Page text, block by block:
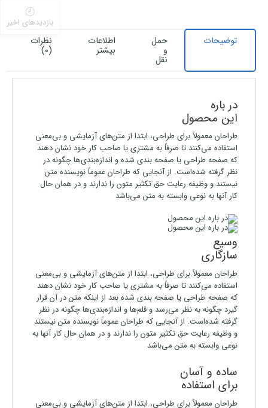
توضیحات حمل
و
نقل
اطلاعات
بیشتر
نظرات
(0)
در باره
این محصول
طراحان معمولاً برای طراحی، ابتدا از متن‌های آزمایشی و بی‌معنی
استفاده می‌کنند تا صرفاً به مشتری یا صاحب کار خود نشان دهند
که صفحه طراحی یا صفحه بندی شده و اندازه‌بندی‌ها چگونه در
نظر گرفته شده‌است. از آنجایی که طراحان عموماً نویسنده متن
نیستند و وظیفه رعایت حق تکثیر متون را ندارند و در همان حال
کار آنها به نوعی وابسته به متن می‌باشد
وسیع
سازگاری
طراحان معمولاً برای طراحی، ابتدا از متن‌های آزمایشی و بی‌معنی
استفاده می‌کنند تا صرفاً به مشتری یا صاحب کار خود نشان دهند
که صفحه طراحی یا صفحه بندی شده بعد از اینکه متن در آن قرار
گیرد چگونه به نظر می‌رسد و قلم‌ها و اندازه‌بندی‌ها چگونه در نظر
گرفته شده‌است. از آنجایی که طراحان عموماً نویسنده متن نیستند
و وظیفه رعایت حق تکثیر متون را ندارند و در همان حال کار آنها به
نوعی وابسته به متن می‌باشد
ساده و آسان
برای استفاده
طراحان معمولاً برای طراحی، ابتدا از متن‌های آزمایشی و بی‌معنی
بازدیدهای اخیر